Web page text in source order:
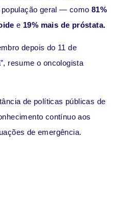
geral — como 81%
e 19% mais de próstata.
depois do 11 de
resume o oncologista
de políticas públicas de
contínuo aos
de emergência.